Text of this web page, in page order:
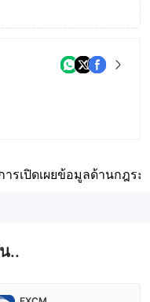
ารเปิดเผยข้อมูลด้านกฎระ
..